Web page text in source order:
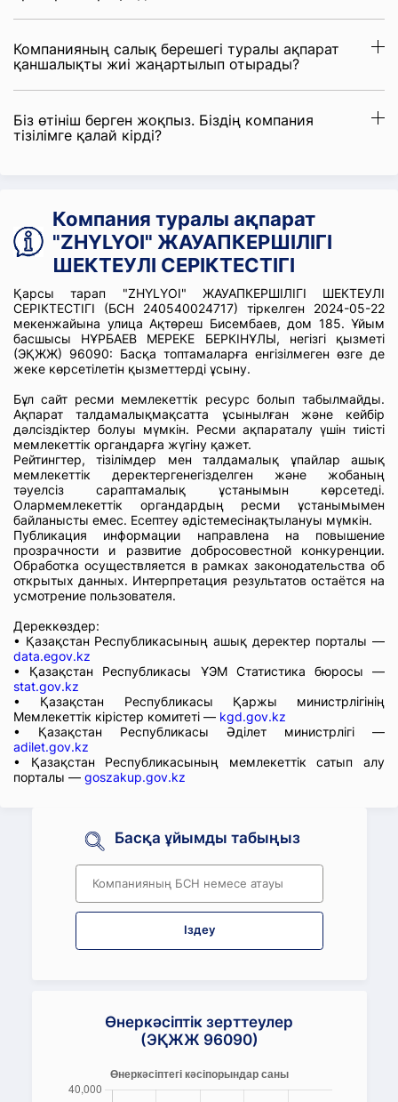
Компанияның салық берешегі туралы ақпарат
қаншалықты жиі жаңартылып отырады?
Біз өтініш берген жоқпыз. Біздің компания
тізілімге қалай кірді?
Компания туралы ақпарат
"ZHYLYOI" ЖАУАПКЕРШІЛІГІ
ШЕКТЕУЛІ СЕРІКТЕСТІГІ
Қарсы тарап "ZHYLYOI" ЖАУАПКЕРШІЛІГІ ШЕКТЕУЛІ
СЕРІКТЕСТІГІ (БСН 240540024717) тіркелген 2024-05-22
мекенжайына улица Ақтөреш Бисембаев, дом 185. Ұйым
басшысы НҰРБАЕВ МЕРЕКЕ БЕРКІНҰЛЫ, негізгі қызметі
(ЭҚЖЖ) 96090: Басқа топтамаларға енгізілмеген өзге де
жеке көрсетілетін қызметтерді ұсыну.
Бұл сайт ресми мемлекеттік ресурс болып табылмайды.
Ақпарат талдамалықмақсатта ұсынылған және кейбір
дәлсіздіктер болуы мүмкін. Ресми ақпараталу үшін тиісті
мемлекеттік органдарға жүгіну қажет.
Рейтингтер, тізілімдер мен талдамалық ұпайлар ашық
мемлекеттік деректергенегізделген және жобаның
тәуелсіз сараптамалық ұстанымын көрсетеді.
Олармемлекеттік органдардың ресми ұстанымымен
байланысты емес. Есептеу әдістемесінақтылануы мүмкін.
Публикация информации направлена на повышение
прозрачности и развитие добросовестной конкуренции.
Обработка осуществляется в рамках законодательства об
открытых данных. Интерпретация результатов остаётся на
усмотрение пользователя.
Дереккөздер:
• Қазақстан Республикасының ашық деректер порталы —
data.egov.kz
• Қазақстан Республикасы ҰЭМ Статистика бюросы —
stat.gov.kz
• Қазақстан Республикасы Қаржы министрлігінің
Мемлекеттік кірістер комитеті — kgd.gov.kz
• Қазақстан Республикасы Әділет министрлігі —
adilet.gov.kz
• Қазақстан Республикасының мемлекеттік сатып алу
порталы — goszakup.gov.kz
Басқа ұйымды табыңыз
Іздеу
Өнеркәсіптік зерттеулер
(ЭҚЖЖ 96090)